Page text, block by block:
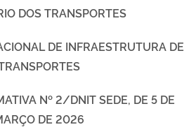
DOS TRANSPORTES
DE INFRAESTRUTURA DE
Nº 2/DNIT SEDE, DE 5 DE
DE 2026